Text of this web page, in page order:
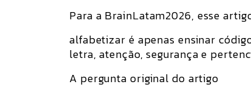
Para a BrainLatam2026, esse
alfabetizar é apenas ensinar
letra, atenção, segurança e
A pergunta original do artigo